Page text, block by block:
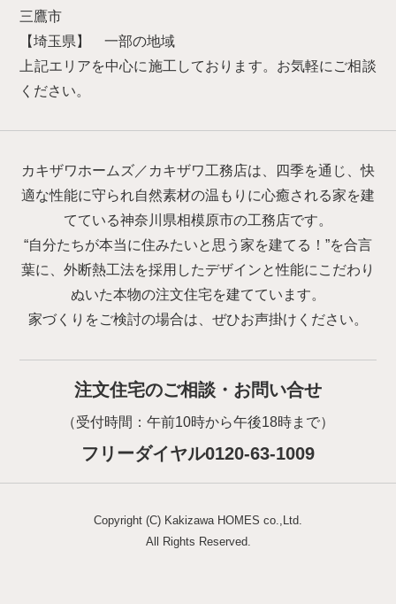
三鷹市
【埼玉県】 一部の地域
上記エリアを中心に施工しております。お気軽にご相談
ください。
カキザワホームズ／カキザワ工務店は、四季を通じ、快
適な性能に守られ自然素材の温もりに心癒される家を建
てている神奈川県相模原市の工務店です。
“自分たちが本当に住みたいと思う家を建てる！”を合言
葉に、外断熱工法を採用したデザインと性能にこだわり
ぬいた本物の注文住宅を建てています。
家づくりをご検討の場合は、ぜひお声掛けください。
注文住宅のご相談・お問い合せ
（受付時間：午前10時から午後18時まで）
フリーダイヤル0120-63-1009
Copyright (C) Kakizawa HOMES co.,Ltd.
All Rights Reserved.